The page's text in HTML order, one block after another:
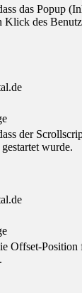
das Popup
Klick des
der
wurde.
Offset-Position